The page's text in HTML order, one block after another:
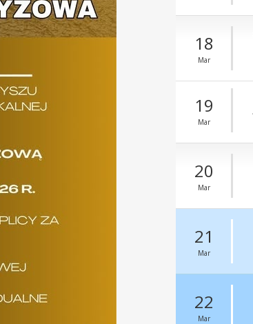
18
Mar
19
Mar
20
Mar
21
Mar
22
Mar